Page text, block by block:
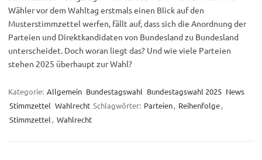
Wähler vor dem Wahltag erstmals einen Blick auf den
Musterstimmzettel werfen, fällt auf, dass sich die Anordnung der
Parteien und Direktkandidaten von Bundesland zu Bundesland
unterscheidet. Doch woran liegt das? Und wie viele Parteien
stehen 2025 überhaupt zur Wahl?
Kategorie: Allgemein Bundestagswahl Bundestagswahl 2025 News
Stimmzettel Wahlrecht Schlagwörter: Parteien, Reihenfolge,
Stimmzettel , Wahlrecht